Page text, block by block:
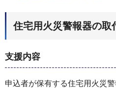
住宅用火災警報器の取
支援内容
申込者が保有する住宅用火災